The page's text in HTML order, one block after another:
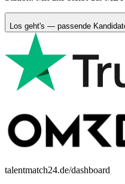
Los geht's — passende
talentmatch24.de/dashboard